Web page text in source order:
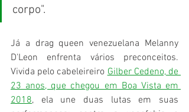
corpo".
Já a drag queen venezuelana Melanny
D'Leon enfrenta vários preconceitos.
Vivida pelo cabeleireiro Gilber Cedeno, de
23 anos, que chegou em Boa Vista em
2018, ela une duas lutas em suas